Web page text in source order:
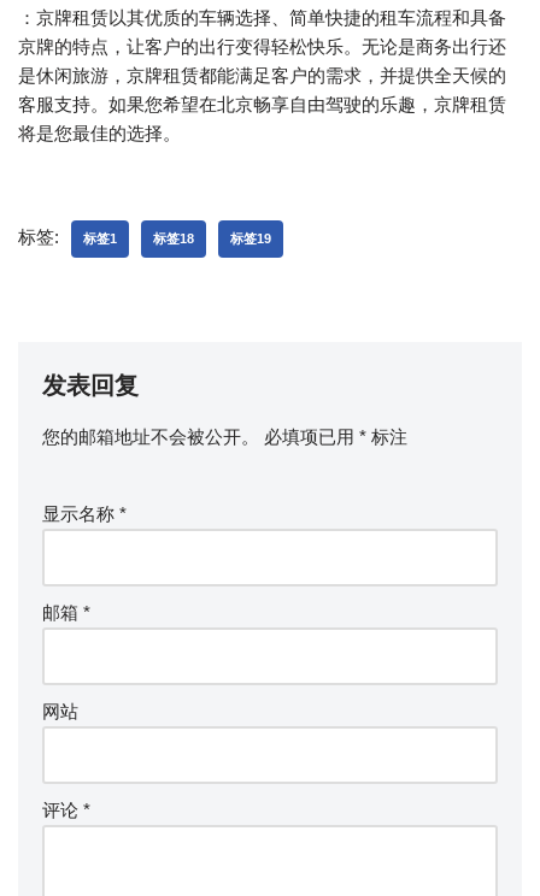
：京牌租赁以其优质的车辆选择、简单快捷的租车流程和具备
京牌的特点，让客户的出行变得轻松快乐。无论是商务出行还
是休闲旅游，京牌租赁都能满足客户的需求，并提供全天候的
客服支持。如果您希望在北京畅享自由驾驶的乐趣，京牌租赁
将是您最佳的选择。
标签: 标签1 标签18 标签19
发表回复
您的邮箱地址不会被公开。 必填项已用 * 标注
显示名称 *
邮箱 *
网站
评论 *